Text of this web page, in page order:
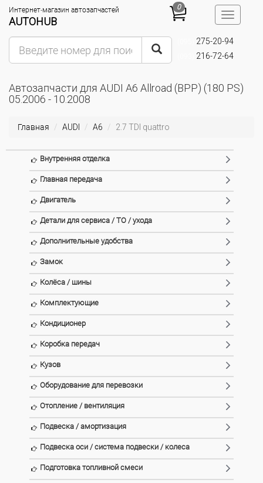
Toggle
0
Интернет-магазин автозапчастей
AUTOHUB
275-20-94
216-72-64
Автозапчасти для AUDI A6 Allroad (BPP) (180 PS)
05.2006 - 10.2008
Главная AUDI A6 2.7 TDI quattro
Внутренняя отделка
Главная передача
Двигатель
Детали для сервиса / ТО / ухода
Дополнительные удобства
Замок
Колёса / шины
Комплектующие
Кондиционер
Коробка передач
Кузов
Оборудование для перевозки
Отопление / вентиляция
Подвеска / амортизация
Подвеска оси / система подвески / колеса
Подготовка топливной смеси